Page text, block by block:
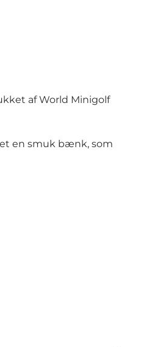
af World Minigolf
en smuk bænk, som